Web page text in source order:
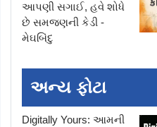
આપણી સગાઈ, હવે શોધે
છે સમજણની કેડી -
મેઘબિંદુ
અન્ય ફોટા
Digitally Yours: આમની